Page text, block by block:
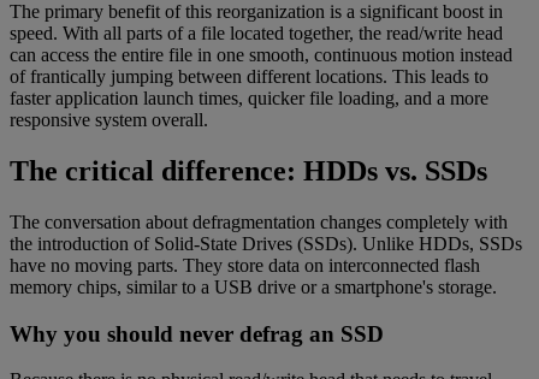
The primary benefit of this reorganization is a significant boost in
speed. With all parts of a file located together, the read/write head
can access the entire file in one smooth, continuous motion instead
of frantically jumping between different locations. This leads to
faster application launch times, quicker file loading, and a more
responsive system overall.
The critical difference: HDDs vs. SSDs
The conversation about defragmentation changes completely with
the introduction of Solid-State Drives (SSDs). Unlike HDDs, SSDs
have no moving parts. They store data on interconnected flash
memory chips, similar to a USB drive or a smartphone's storage.
Why you should never defrag an SSD